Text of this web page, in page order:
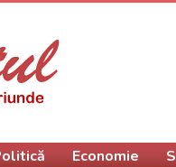
Economie